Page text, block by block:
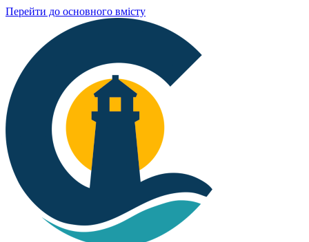
Перейти до основного вмісту